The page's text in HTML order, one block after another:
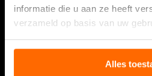
informatie die u aan ze heeft
verzameld op basis van uw
Alles